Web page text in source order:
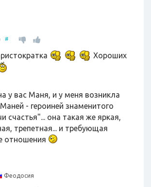
#
Хороших
у вас Маня, и у меня возникла
- героиней знаменитого
счастья"... она такая же яркая,
трепетная... и требующая
отношения
Феодосия